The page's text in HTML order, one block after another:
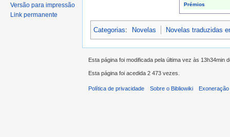
Prémios
Categorias: Novelas Novelas traduzidas
Versão para impressão
Link permanente
Esta página foi modificada pela última vez às 13h34min
Esta página foi acedida 2 473 vezes.
Política de privacidade Sobre o Bibliowiki